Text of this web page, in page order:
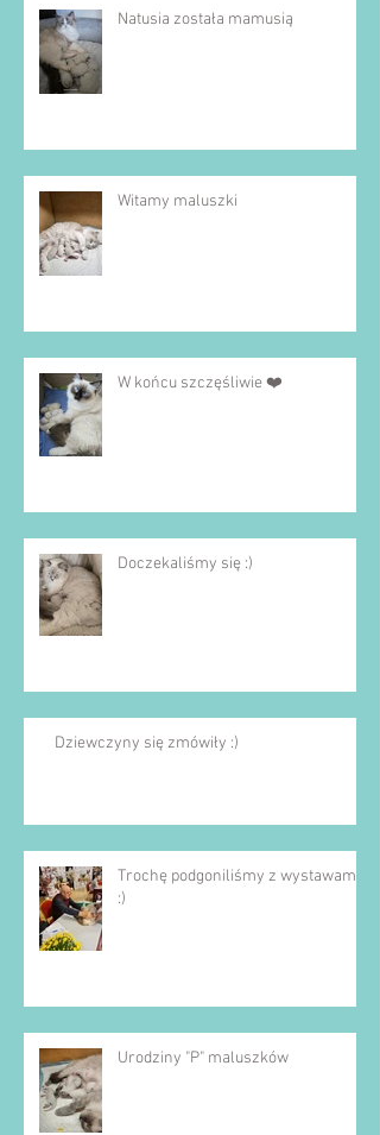
Natusia została mamusią
Witamy maluszki
W końcu szczęśliwie ❤️
Doczekaliśmy się :)
Dziewczyny się zmówiły :)
Trochę podgoniliśmy z wystawami
:)
Urodziny "P" maluszków